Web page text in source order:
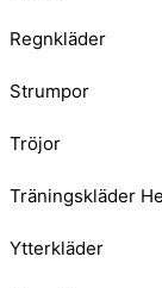
Regnkläder
Strumpor
Tröjor
Träningskläder
Ytterkläder